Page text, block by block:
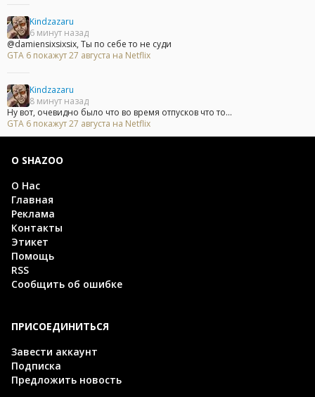
Kindzazaru
6 минут назад
@damiensixsixsix, Ты по себе то не суди
GTA 6 покажут 27 августа на Netflix
Kindzazaru
8 минут назад
Ну вот, очевидно было что во время отпусков что то...
GTA 6 покажут 27 августа на Netflix
О SHAZOO
О Нас
Главная
Реклама
Контакты
Этикет
Помощь
RSS
Сообщить об ошибке
ПРИСОЕДИНИТЬСЯ
Завести аккаунт
Подписка
Предложить новость